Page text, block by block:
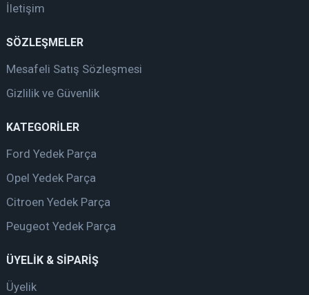
İletişim
SÖZLEŞMELER
Mesafeli Satış Sözleşmesi
Gizlilik ve Güvenlik
KATEGORİLER
Ford Yedek Parça
Opel Yedek Parça
Citroen Yedek Parça
Peugeot Yedek Parça
ÜYELİK & SİPARİŞ
Üyelik